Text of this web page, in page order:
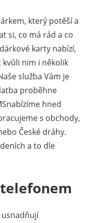
který potěší a
si, co má rád a co
karty nabízí,
nim i několik
služba Vám je
proběhne
hned
s obchody,
České dráhy.
a to dle